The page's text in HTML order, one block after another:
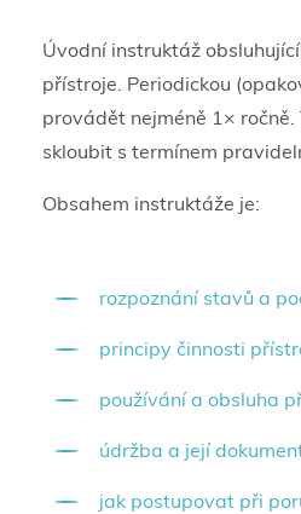
Úvodní instruktáž
přístroje. Periodickou
provádět nejméně 1×
skloubit s termínem
Obsahem instruktáže je:
rozpoznání stavů a
principy činnosti
používání a obsluha
údržba a její
jak postupovat při